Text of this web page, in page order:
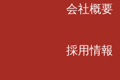
会社概要
採用情報